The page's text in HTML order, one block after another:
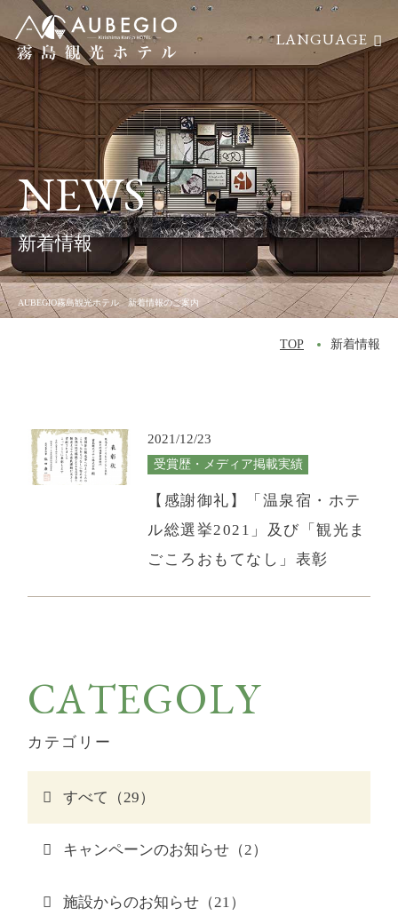
LANGUAGE
AUBEGIO霧島観光ホテル 新着情報のご案内
NEWS
新着情報
TOP 新着情報
2021/12/23
受賞歴・メディア掲載実績
【感謝御礼】「温泉宿・ホテ
ル総選挙2021」及び「観光ま
ごころおもてなし」表彰
CATEGOLY
カテゴリー
すべて（29）
キャンペーンのお知らせ（2）
施設からのお知らせ（21）
航空券付
宿泊プラン
レンタカー付
宿泊プラン
SEARCH
人数（1部屋） 部屋数
0995-78-2531
場合がございますので
平日のお問合せをお勧めいたします。
※ 予約確認のお電話を予約専用コールセンター
TOP トップ
HOTSPRING 温泉
CUISINE
料理
- レストランNORM
- 夕食
- 朝食
- スタンダード
FACILITIES 施設案内
BANQUET/GROUP 宴会・団体
DAY TRIP 日帰り
SIGHTSEEING
- 新着情報
- よくあるご質問
- キャンセルポリシー